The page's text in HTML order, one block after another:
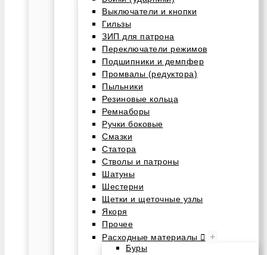
Выключатели и кнопки
Гильзы
ЗИП для патрона
Переключатели режимов
Подшипники и демпфер
Промвалы (редуктора)
Пыльники
Резиновые кольца
Ремнаборы
Ручки боковые
Смазки
Статора
Стволы и патроны
Шатуны
Шестерни
Щетки и щеточные узлы
Якоря
Прочее
Расходные материалы
+
Буры